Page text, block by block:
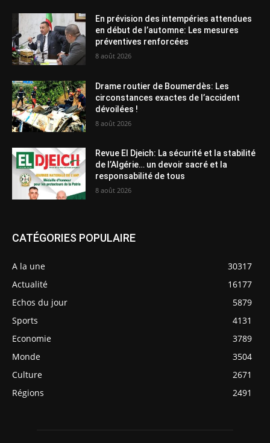
En prévision des intempéries attendues
en début de l’automne: Les mesures
préventives renforcées
8 août 2026
Drame routier de Boumerdès: Les
circonstances exactes de l’accident
dévoilées !
8 août 2026
Revue El Djeich: La sécurité et la stabilité
de l’Algérie… un devoir sacré et la
responsabilité de tous
8 août 2026
CATÉGORIES POPULAIRE
A la une
30317
Actualité
16177
Echos du jour
5879
Sports
4131
Economie
3789
Monde
3504
Culture
2671
Régions
2491